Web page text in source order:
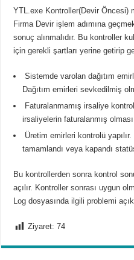
YTL.exe Kontroller(Devir Öncesi)
Firma Devir işlem adımına
sonuç alınmalıdır. Bu kontroller
için gerekli şartları yerine getirip
Sistemde varolan dağıtım
Dağıtım emirleri sevkedilmiş
Faturalanmamış irsaliye
irsaliyelerin faturalanmış
Üretim emirleri kontrolü
tamamlandı veya kapandı
Bu kontrollerden sonra kontrol
açılır. Kontroller sonrası uygun
Log dosyasında ilgili problemi
Ziyaret: 74